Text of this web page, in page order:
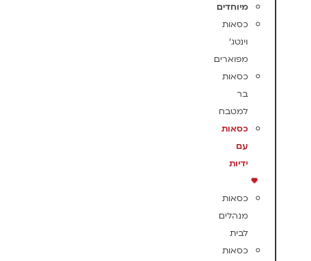
מיוחדים
כסאות
וינטג'
מפוארים
כסאות
בר
למטבח
כסאות
עם
ידיות
כסאות
מנהלים
לבית
כסאות